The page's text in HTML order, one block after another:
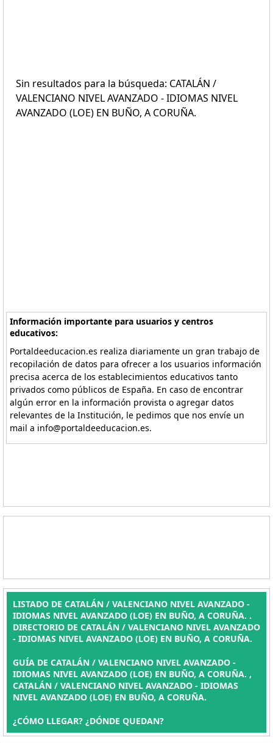
Sin resultados para la búsqueda: CATALÁN /
VALENCIANO NIVEL AVANZADO - IDIOMAS NIVEL
AVANZADO (LOE) EN BUÑO, A CORUÑA.
Información importante para usuarios y centros
educativos:
Portaldeeducacion.es realiza diariamente un gran trabajo de
recopilación de datos para ofrecer a los usuarios información
precisa acerca de los establecimientos educativos tanto
privados como públicos de España. En caso de encontrar
algún error en la información provista o agregar datos
relevantes de la Institución, le pedimos que nos envíe un
mail a info@portaldeeducacion.es.
LISTADO DE CATALÁN / VALENCIANO NIVEL AVANZADO -
IDIOMAS NIVEL AVANZADO (LOE) EN BUÑO, A CORUÑA. .
DIRECTORIO DE CATALÁN / VALENCIANO NIVEL AVANZADO
- IDIOMAS NIVEL AVANZADO (LOE) EN BUÑO, A CORUÑA.
GUÍA DE CATALÁN / VALENCIANO NIVEL AVANZADO -
IDIOMAS NIVEL AVANZADO (LOE) EN BUÑO, A CORUÑA. ,
CATALÁN / VALENCIANO NIVEL AVANZADO - IDIOMAS
NIVEL AVANZADO (LOE) EN BUÑO, A CORUÑA.
¿CÓMO LLEGAR? ¿DÓNDE QUEDAN?